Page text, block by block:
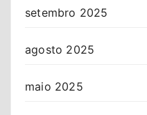
setembro 2025
agosto 2025
maio 2025